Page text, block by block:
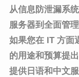
从信息防泄漏系
服务器到全面管理
如果您在 IT 方面
的用途和预算提出
提供日语和中文服